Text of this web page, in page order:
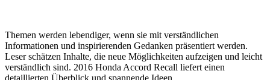
Themen werden lebendiger, wenn sie mit verständlichen
Informationen und inspirierenden Gedanken präsentiert werden.
Leser schätzen Inhalte, die neue Möglichkeiten aufzeigen und leicht
verständlich sind. 2016 Honda Accord Recall liefert einen
detaillierten Überblick und spannende Ideen.